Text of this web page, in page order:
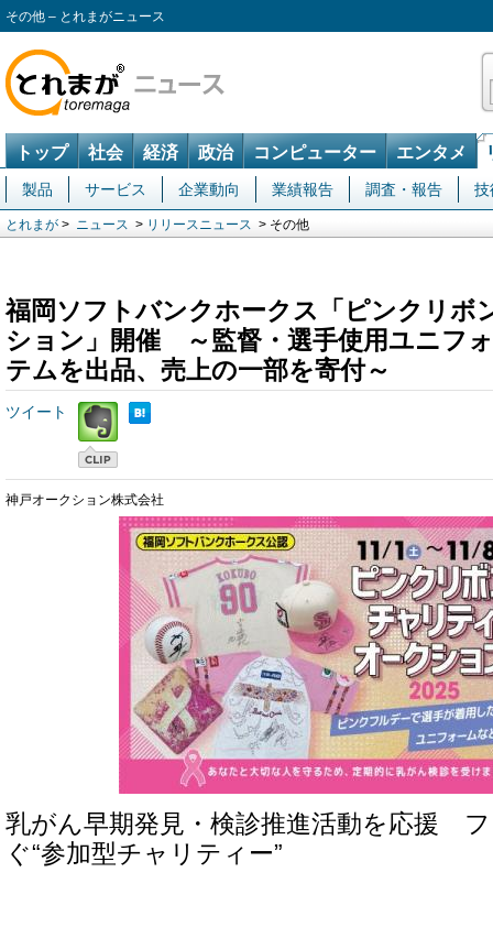
その他 – とれまがニュース
トップ 社会 経済 政治 コンピューター エンタメ
製品 サービス 企業動向 業績報告 調査・報告 技
とれまが > ニュース > リリースニュース > その他
福岡ソフトバンクホークス「ピンクリボ
ション」開催 ～監督・選手使用ユニフ
テムを出品、売上の一部を寄付～
ツイート
神戸オークション株式会社
乳がん早期発見・検診推進活動を応援
ぐ“参加型チャリティー”